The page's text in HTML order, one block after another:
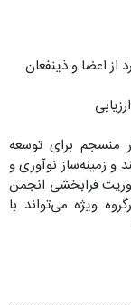
از اعضا و ذینفعان
منسجم برای توسعه
زمینه‌ساز نوآوری و
فرابخشی انجمن
ویژه می‌تواند با